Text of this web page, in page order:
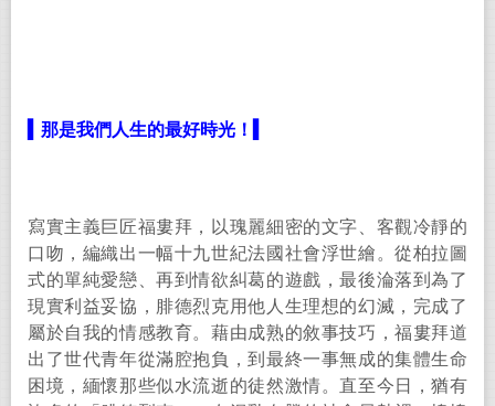
那是我們人生的最好時光！
寫實主義巨匠福婁拜，以瑰麗細密的文字、客觀冷靜的
口吻，編織出一幅十九世紀法國社會浮世繪。從柏拉圖
式的單純愛戀、再到情欲糾葛的遊戲，最後淪落到為了
現實利益妥協，腓德烈克用他人生理想的幻滅，完成了
屬於自我的情感教育。藉由成熟的敘事技巧，福婁拜道
出了世代青年從滿腔抱負，到最終一事無成的集體生命
困境，緬懷那些似水流逝的徒然激情。直至今日，猶有